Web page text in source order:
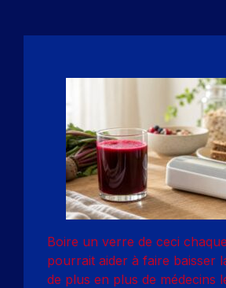
Boire un verre de ceci
pourrait aider à faire baisser
de plus en plus de médecins